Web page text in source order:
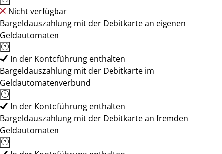
Nicht verfügbar
Bargeldauszahlung mit der Debitkarte an eigenen
Geldautomaten
In der Kontoführung enthalten
Bargeldauszahlung mit der Debitkarte im
Geldautomatenverbund
In der Kontoführung enthalten
Bargeldauszahlung mit der Debitkarte an fremden
Geldautomaten